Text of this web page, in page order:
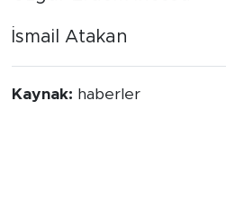
İsmail Atakan
Kaynak: haberler